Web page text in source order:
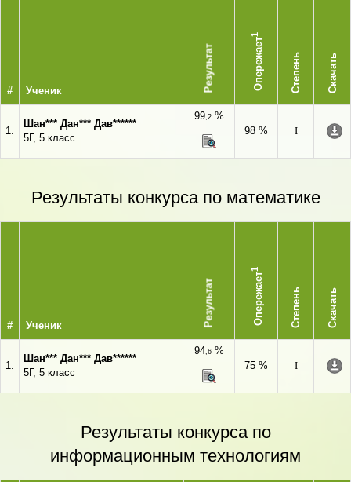
# Ученик Результат Опережает
1
Степень Скачать
1.
Шан*** Дан*** Дав******
5Г, 5 класс
99,2%
98 %
I
Результаты конкурса по математике
# Ученик Результат Опережает
1
Степень Скачать
1.
Шан*** Дан*** Дав******
5Г, 5 класс
94,6%
75 %
I
Результаты конкурса по
информационным технологиям